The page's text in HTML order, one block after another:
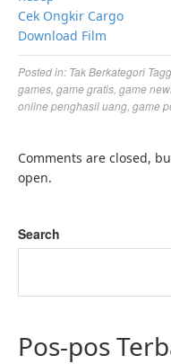
Cek Ongkir Cargo
Download Film
Posted in: Tak Berkategori
games game gratis game
online penghasil uang game
Comments are closed,
open.
Search
Pos-pos